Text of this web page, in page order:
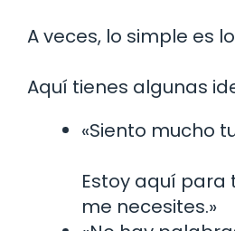
A veces, lo simple es
Aquí tienes algunas
«Siento mucho
Estoy aquí para
me necesites.»